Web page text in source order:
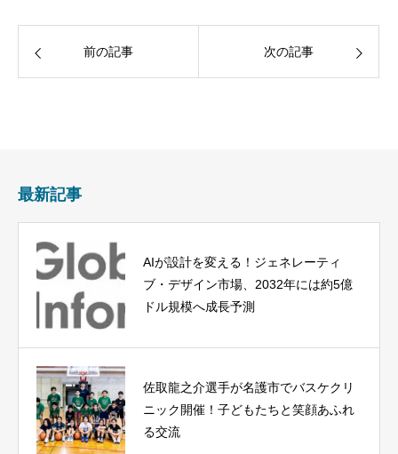
前の記事 次の記事
最新記事
AIが設計を変える！ジェネレーティ
ブ・デザイン市場、2032年には約5億
ドル規模へ成長予測
佐取龍之介選手が名護市でバスケクリ
ニック開催！子どもたちと笑顔あふれ
る交流